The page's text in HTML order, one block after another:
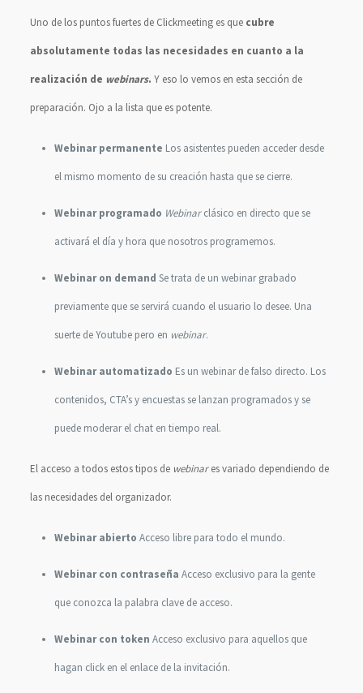
Uno de los puntos fuertes de Clickmeeting es que cubre
absolutamente todas las necesidades en cuanto a la
realización de webinars. Y eso lo vemos en esta sección de
preparación. Ojo a la lista que es potente.
Webinar permanente Los asistentes pueden acceder desde
el mismo momento de su creación hasta que se cierre.
Webinar programado Webinarclásico en directo que se
activará el día y hora que nosotros programemos.
Webinar on demand Se trata de un webinar grabado
previamente que se servirá cuando el usuario lo desee. Una
suerte de Youtube pero en webinar.
Webinar automatizado Es un webinar de falso directo. Los
contenidos, CTA’s y encuestas se lanzan programados y se
puede moderar el chat en tiempo real.
El acceso a todos estos tipos de webinares variado dependiendo de
las necesidades del organizador.
Webinar abierto Acceso libre para todo el mundo.
Webinar con contraseña Acceso exclusivo para la gente
que conozca la palabra clave de acceso.
Webinar con token Acceso exclusivo para aquellos que
hagan click en el enlace de la invitación.